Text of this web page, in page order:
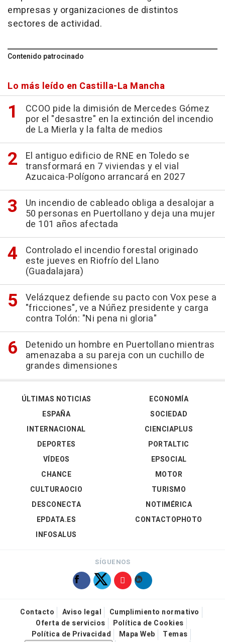
empresas y organizaciones de distintos
sectores de actividad.
Contenido patrocinado
Lo más leído en Castilla-La Mancha
CCOO pide la dimisión de Mercedes Gómez
por el "desastre" en la extinción del incendio
de La Mierla y la falta de medios
El antiguo edificio de RNE en Toledo se
transformará en 7 viviendas y el vial
Azucaica-Polígono arrancará en 2027
Un incendio de cableado obliga a desalojar a
50 personas en Puertollano y deja una mujer
de 101 años afectada
Controlado el incendio forestal originado
este jueves en Riofrío del Llano
(Guadalajara)
Velázquez defiende su pacto con Vox pese a
"fricciones", ve a Núñez presidente y carga
contra Tolón: "Ni pena ni gloria"
Detenido un hombre en Puertollano mientras
amenazaba a su pareja con un cuchillo de
grandes dimensiones
ÚLTIMAS NOTICIAS
ESPAÑA
INTERNACIONAL
DEPORTES
VÍDEOS
ECONOMÍA
SOCIEDAD
CIENCIAPLUS
PORTALTIC
EPSOCIAL
CHANCE
CULTURAOCIO
DESCONECTA
EPDATA.ES
INFOSALUS
MOTOR
TURISMO
NOTIMÉRICA
CONTACTOPHOTO
SÍGUENOS
Contacto Aviso legal
Cumplimiento normativo
Oferta de servicios
Política de Cookies
Política de Privacidad
Mapa Web
Temas